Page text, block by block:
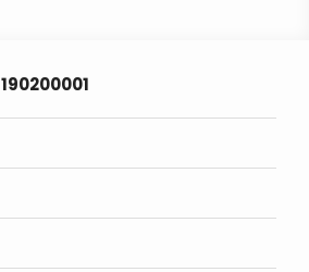
190200001